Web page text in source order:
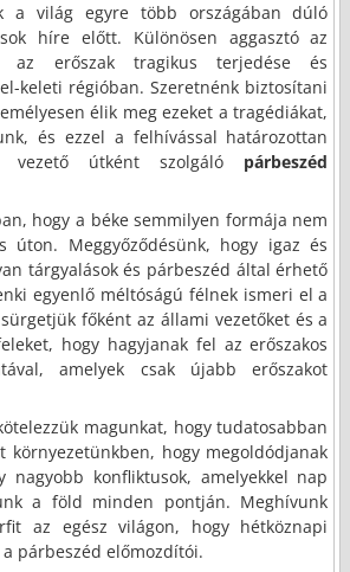
a világ egyre több országában dúló
híre előtt. Különösen aggasztó az
az erőszak tragikus terjedése és
keleti régióban. Szeretnénk biztosítani
élik meg ezeket a tragédiákat,
és ezzel a felhívással határozottan
vezető útként szolgáló párbeszéd
hogy a béke semmilyen formája nem
úton. Meggyőződésünk, hogy igaz és
tárgyalások és párbeszéd által érhető
egyenlő méltóságú félnek ismeri el a
főként az állami vezetőket és a
hogy hagyjanak fel az erőszakos
amelyek csak újabb erőszakot
magunkat, hogy tudatosabban
környezetünkben, hogy megoldódjanak
nagyobb konfliktusok, amelyekkel nap
a föld minden pontján. Meghívunk
az egész világon, hogy hétköznapi
párbeszéd előmozdítói.